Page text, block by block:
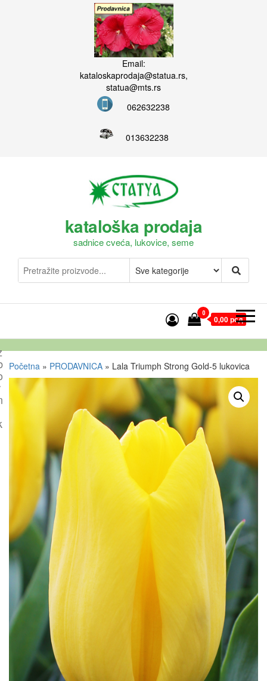
Email:
kataloskaprodaja@statua.rs,
statua@mts.rs
062632238
013632238
kataloška prodaja
sadnice cveća, lukovice, seme
0
0,00 рсд
Početna » PRODAVNICA » Lala Triumph Strong Gold-5 lukovica